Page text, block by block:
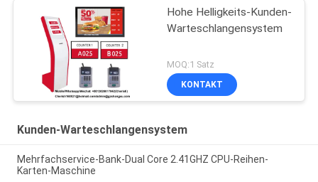
Hohe Helligkeits-Kunden-
Warteschlangensystem
MOQ:1 Satz
KONTAKT
Kunden-Warteschlangensystem
Mehrfachservice-Bank-Dual Core 2.41GHZ CPU-Reihen-
Karten-Maschine